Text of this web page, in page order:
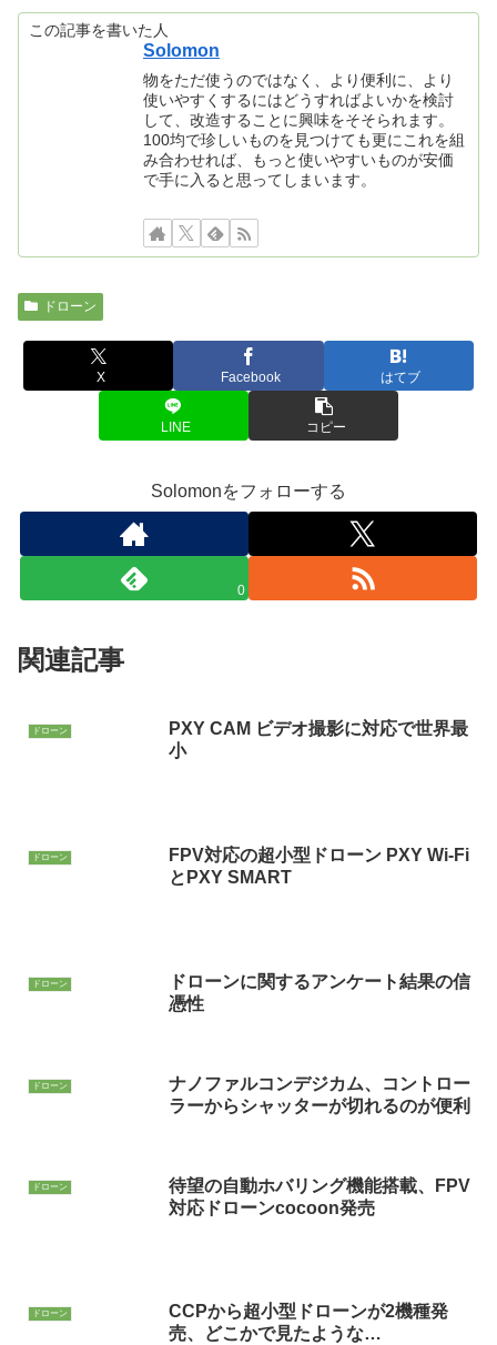
この記事を書いた人
Solomon
物をただ使うのではなく、より便利に、より
使いやすくするにはどうすればよいかを検討
して、改造することに興味をそそられます。
100均で珍しいものを見つけても更にこれを組
み合わせれば、もっと使いやすいものが安価
で手に入ると思ってしまいます。
ドローン
X Facebook はてブ
LINE コピー
Solomonをフォローする
0
関連記事
ドローン
PXY CAM ビデオ撮影に対応で世界最
小
ドローン
FPV対応の超小型ドローン PXY Wi-Fi
とPXY SMART
ドローン
ドローンに関するアンケート結果の信
憑性
ドローン
ナノファルコンデジカム、コントロー
ラーからシャッターが切れるのが便利
ドローン
待望の自動ホバリング機能搭載、FPV
対応ドローンcocoon発売
ドローン
CCPから超小型ドローンが2機種発
売、どこかで見たような…